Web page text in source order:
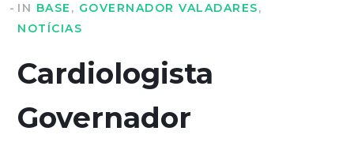
IN BASE , GOVERNADOR VALADARES,
NOTÍCIAS
Cardiologista
Governador